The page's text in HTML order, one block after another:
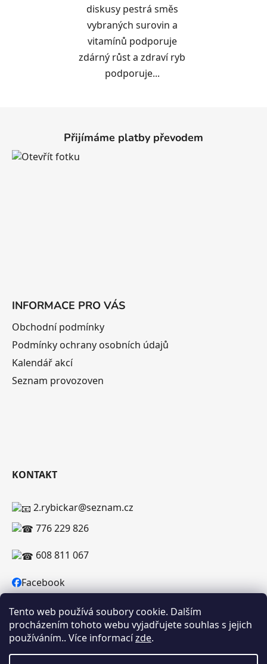
Tento web používá soubory cookie. Dalším
procházením tohoto webu vyjadřujete souhlas s jejich
používáním.. Více informacízde.
diskusy pestrá směs
vybraných surovin a
vitamínů podporuje
zdárný růst a zdraví ryb
podporuje...
Přijímáme platby převodem
INFORMACE PRO VÁS
Obchodní podmínky
Podmínky ochrany osobních údajů
Kalendář akcí
Seznam provozoven
KONTAKT
2.rybickar@seznam.cz
776 229 826
608 811 067
Facebook
Vytvořil Shoptet